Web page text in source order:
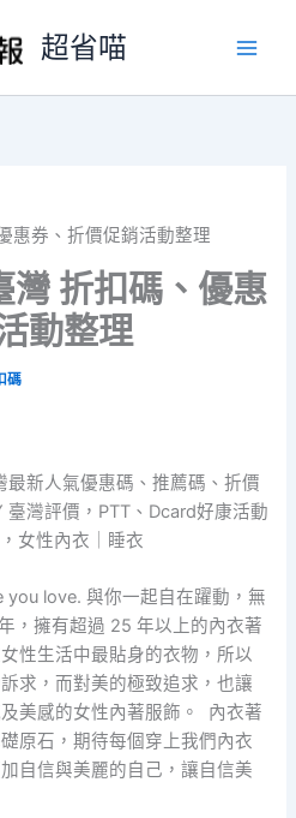
超省喵
惠券、折價促銷活動整理
灣 折扣碼、優惠
動整理
碼
最新人氣優惠碼、推薦碼、折價
灣評價，PTT、Dcard好康活動
女性內衣｜睡衣
love. 與你一起自在躍動，無
，擁有超過 25 年以上的內衣著
性生活中最貼身的衣物，所以
求，而對美的極致追求，也讓
美感的女性內著服飾。 內衣著
原石，期待每個穿上我們內衣
自信與美麗的自己，讓自信美